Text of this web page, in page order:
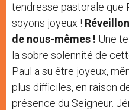
tendresse pastorale que
soyons joyeux !
de nous-mêmes ! Une
la sobre solennité de
Paul a su être joyeux,
plus difficiles, en raison
présence du Seigneur.